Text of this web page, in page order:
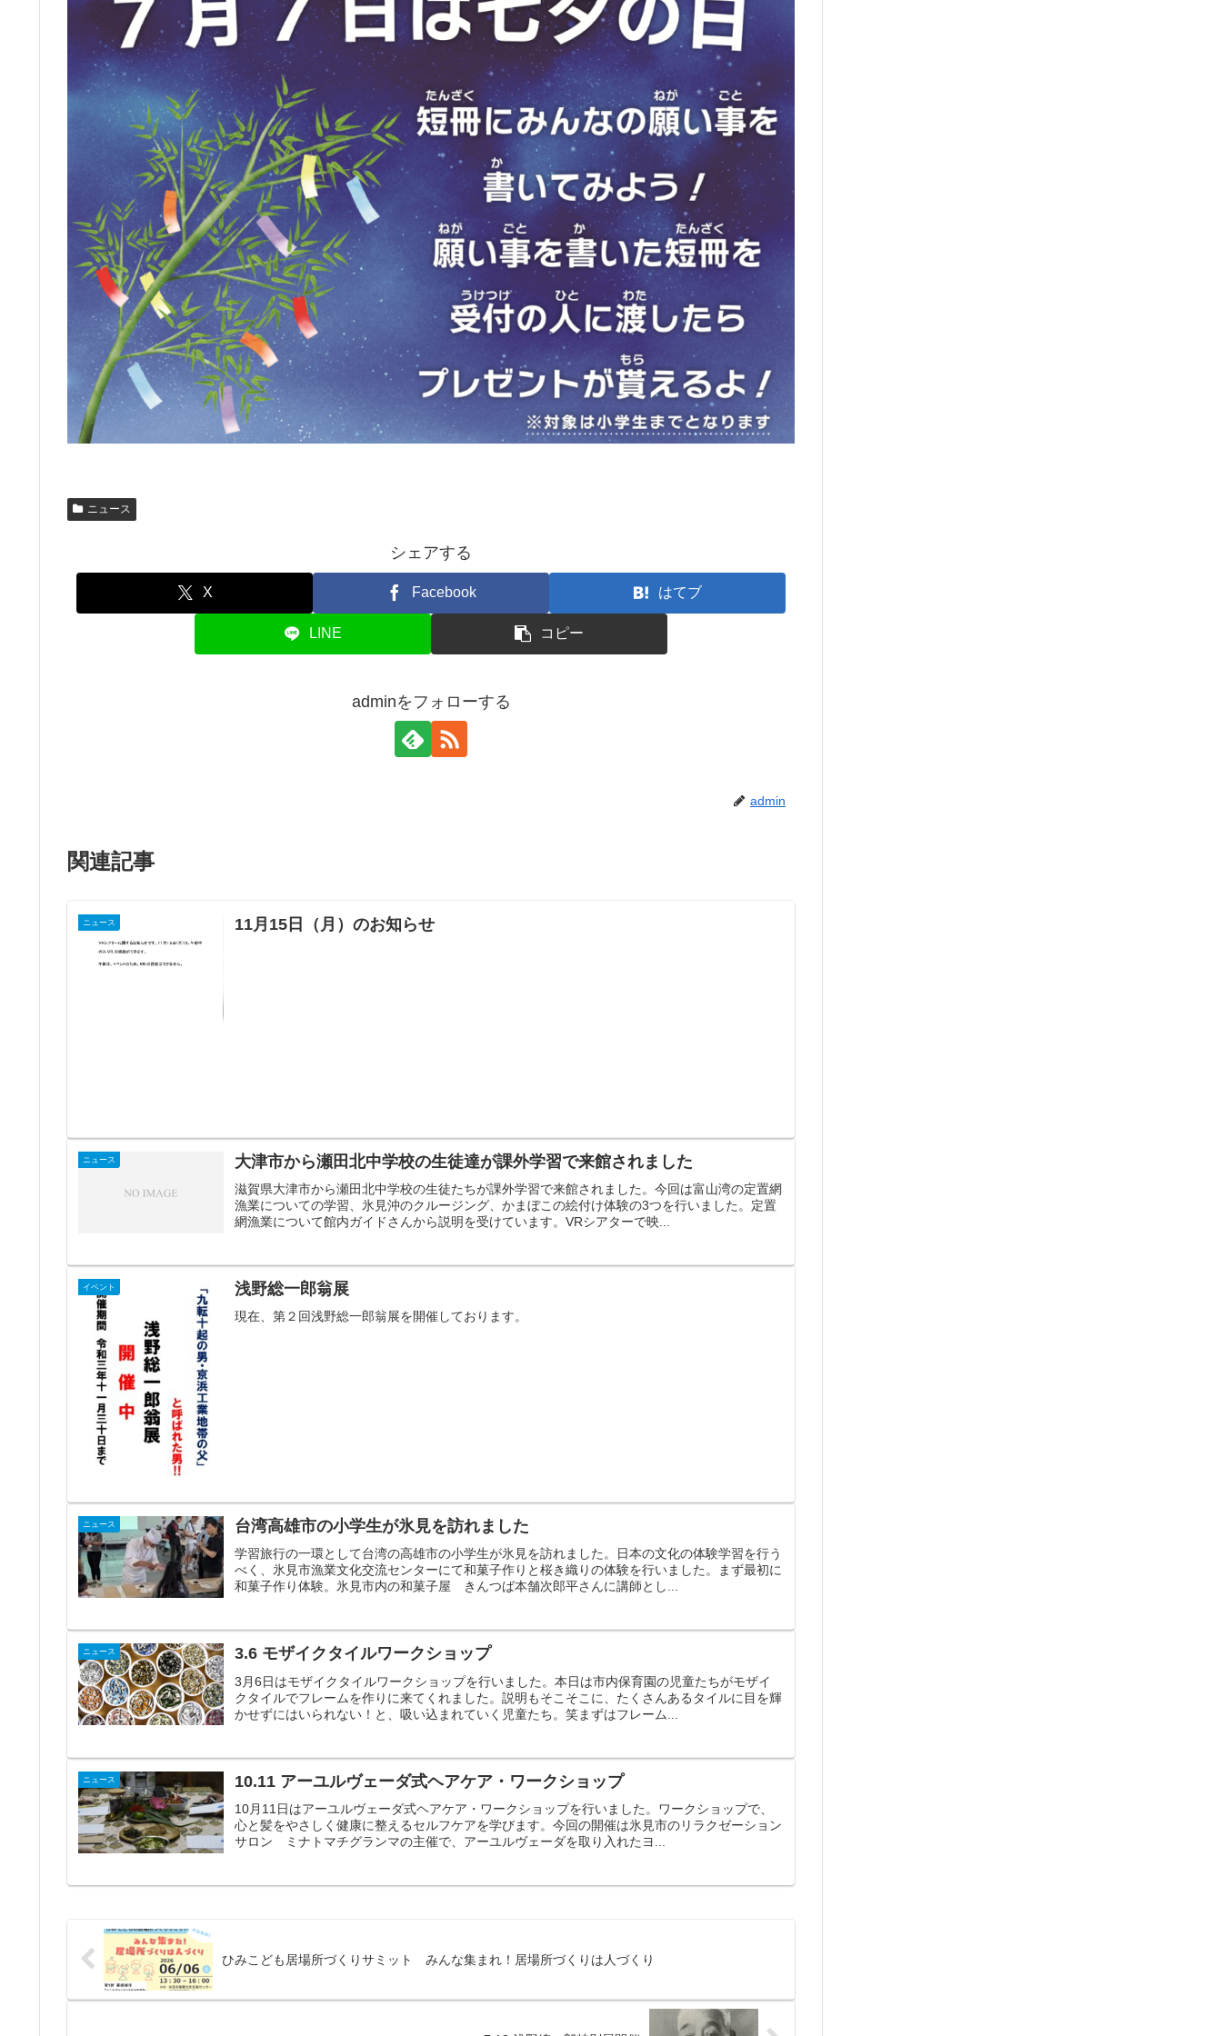
ニュース
シェアする
X Facebook はてブ
LINE コピー
adminをフォローする
admin
関連記事
ニュース 11月15日（月）のお知らせ
ニュース 大津市から瀬田北中学校の生徒達が課外学習で来館されました
滋賀県大津市から瀬田北中学校の生徒たちが課外学習で来館されました。今回は富山湾の定置網
漁業についての学習、氷見沖のクルージング、かまぼこの絵付け体験の3つを行いました。定置
網漁業について館内ガイドさんから説明を受けています。VRシアターで映...
イベント 浅野総一郎翁展
現在、第２回浅野総一郎翁展を開催しております。
ニュース 台湾高雄市の小学生が氷見を訪れました
学習旅行の一環として台湾の高雄市の小学生が氷見を訪れました。日本の文化の体験学習を行う
べく、氷見市漁業文化交流センターにて和菓子作りと桜き織りの体験を行いました。まず最初に
和菓子作り体験。氷見市内の和菓子屋 きんつば本舗次郎平さんに講師とし...
ニュース 3.6 モザイクタイルワークショップ
3月6日はモザイクタイルワークショップを行いました。本日は市内保育園の児童たちがモザイ
クタイルでフレームを作りに来てくれました。説明もそこそこに、たくさんあるタイルに目を輝
かせずにはいられない！と、吸い込まれていく児童たち。笑まずはフレーム...
ニュース 10.11 アーユルヴェーダ式ヘアケア・ワークショップ
10月11日はアーユルヴェーダ式ヘアケア・ワークショップを行いました。ワークショップで、
心と髪をやさしく健康に整えるセルフケアを学びます。今回の開催は氷見市のリラクゼーション
サロン ミナトマチグランマの主催で、アーユルヴェーダを取り入れたヨ...
ひみこども居場所づくりサミット みんな集まれ！居場所づくりは人づくり